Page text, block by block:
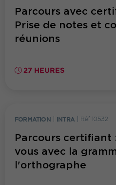
Parcours avec
Prise de notes et
réunions
27 HEURES
FORMATION INTRA Réf. 10532
Parcours certifiant
vous avec la
l'orthographe